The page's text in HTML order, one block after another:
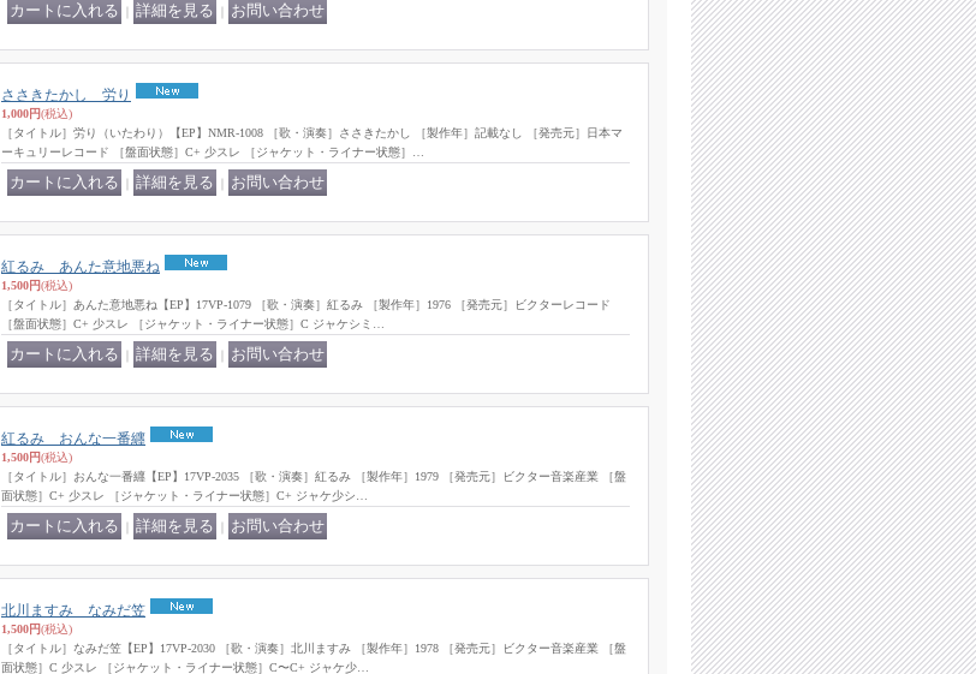
ささきたかし 労り
1,000円(税込)
［タイトル］労り（いたわり）【EP】NMR-1008 ［歌・演奏］ささきたかし ［製作年］記載なし ［発売元］日本マ
ーキュリーレコード ［盤面状態］C+ 少スレ ［ジャケット・ライナー状態］…
紅るみ あんた意地悪ね
1,500円(税込)
［タイトル］あんた意地悪ね【EP】17VP-1079 ［歌・演奏］紅るみ ［製作年］1976 ［発売元］ビクターレコード
［盤面状態］C+ 少スレ ［ジャケット・ライナー状態］C ジャケシミ…
紅るみ おんな一番纒
1,500円(税込)
［タイトル］おんな一番纒【EP】17VP-2035 ［歌・演奏］紅るみ ［製作年］1979 ［発売元］ビクター音楽産業 ［盤
面状態］C+ 少スレ ［ジャケット・ライナー状態］C+ ジャケ少シ…
北川ますみ なみだ笠
1,500円(税込)
［タイトル］なみだ笠【EP】17VP-2030 ［歌・演奏］北川ますみ ［製作年］1978 ［発売元］ビクター音楽産業 ［盤
面状態］C 少スレ ［ジャケット・ライナー状態］C〜C+ ジャケ少…